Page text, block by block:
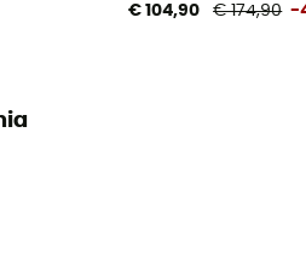
€ 104,90 € 174,90 -